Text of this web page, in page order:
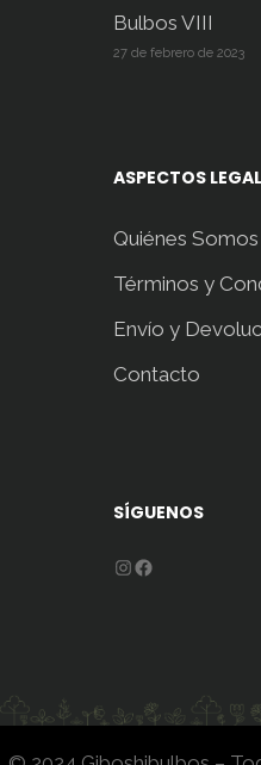
Bulbos VIII
27 de febrero de 2023
ASPECTOS
Quiénes Somos
Términos y
Envío y
Contacto
SÍGUENOS
Instagram
Facebook